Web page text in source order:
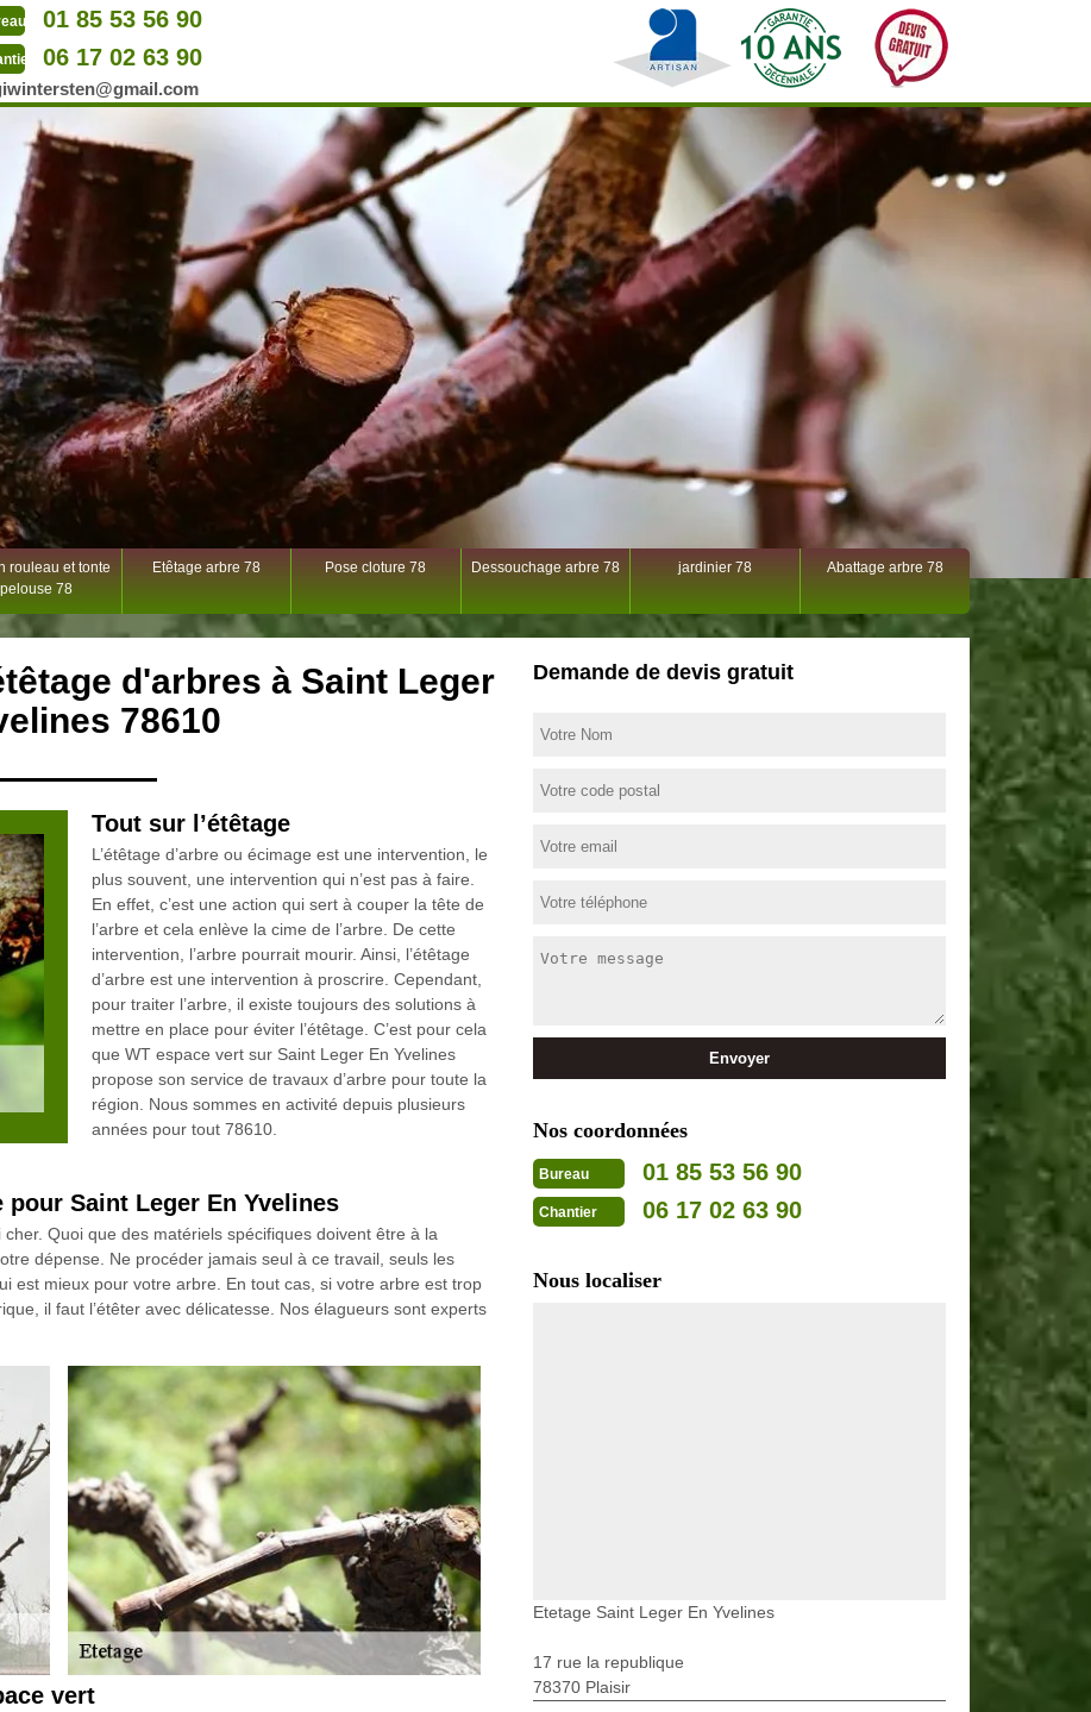
01 85 53 56 90
06 17 02 63 90
rouleau et tonte
pelouse 78
Etêtage arbre 78 Pose cloture 78 Dessouchage arbre 78 jardinier 78 Abattage arbre 78
d'arbres à Saint Leger
78610
Tout sur l’étêtage
L’étêtage d’arbre ou écimage est une intervention, le
plus souvent, une intervention qui n’est pas à faire.
En effet, c’est une action qui sert à couper la tête de
l’arbre et cela enlève la cime de l’arbre. De cette
intervention, l’arbre pourrait mourir. Ainsi, l’étêtage
d’arbre est une intervention à proscrire. Cependant,
pour traiter l’arbre, il existe toujours des solutions à
mettre en place pour éviter l’étêtage. C’est pour cela
que WT espace vert sur Saint Leger En Yvelines
propose son service de travaux d’arbre pour toute la
région. Nous sommes en activité depuis plusieurs
années pour tout 78610.
Saint Leger En Yvelines
Quoi que des matériels spécifiques doivent être à la
dépense. Ne procéder jamais seul à ce travail, seuls les
est mieux pour votre arbre. En tout cas, si votre arbre est trop
il faut l’étêter avec délicatesse. Nos élagueurs sont experts
vert
Demande de devis gratuit
Nos coordonnées
Bureau 01 85 53 56 90
Chantier 06 17 02 63 90
Nous localiser
Etetage Saint Leger En Yvelines
17 rue la republique
78370 Plaisir